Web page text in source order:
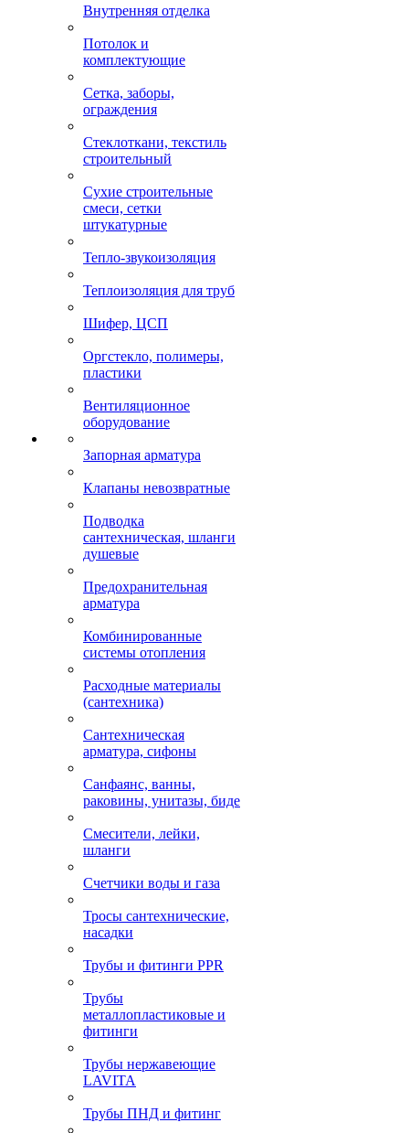
Внутренняя отделка
Потолок и
комплектующие
Сетка, заборы,
ограждения
Стеклоткани, текстиль
строительный
Сухие строительные
смеси, сетки
штукатурные
Тепло-звукоизоляция
Теплоизоляция для труб
Шифер, ЦСП
Оргстекло, полимеры,
пластики
Вентиляционное
оборудование
Запорная арматура
Клапаны невозвратные
Подводка
сантехническая, шланги
душевые
Предохранительная
арматура
Комбинированные
системы отопления
Расходные материалы
(сантехника)
Сантехническая
арматура, сифоны
Санфаянс, ванны,
раковины, унитазы, биде
Смесители, лейки,
шланги
Счетчики воды и газа
Тросы сантехнические,
насадки
Трубы и фитинги PPR
Трубы
металлопластиковые и
фитинги
Трубы нержавеющие
LAVITA
Трубы ПНД и фитинг